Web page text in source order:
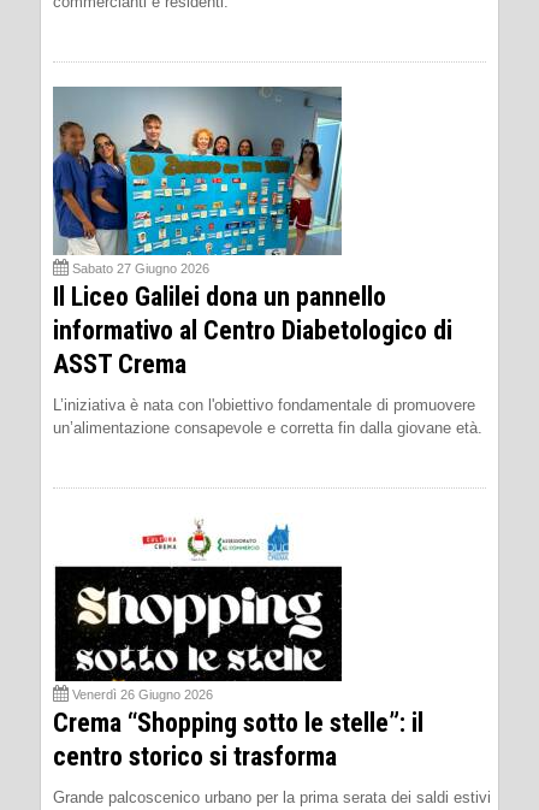
Sabato 27 Giugno 2026
Il Liceo Galilei dona un pannello
informativo al Centro Diabetologico di
ASST Crema
L’iniziativa è nata con l'obiettivo fondamentale di promuovere
un’alimentazione consapevole e corretta fin dalla giovane età.
Venerdì 26 Giugno 2026
Crema “Shopping sotto le stelle”: il
centro storico si trasforma
Grande palcoscenico urbano per la prima serata dei saldi estivi